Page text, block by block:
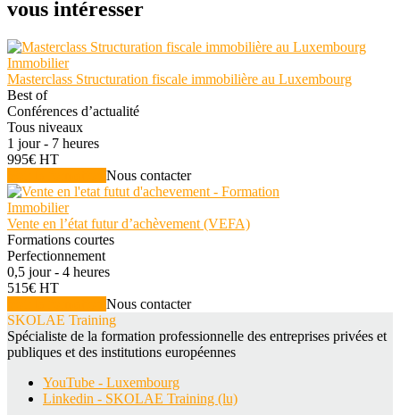
vous intéresser
Immobilier
Masterclass Structuration fiscale immobilière au Luxembourg
Best of
Conférences d’actualité
Tous niveaux
1 jour - 7 heures
995€ HT
Nous contacter
Immobilier
Vente en l’état futur d’achèvement (VEFA)
Formations courtes
Perfectionnement
0,5 jour - 4 heures
515€ HT
Nous contacter
SKOLAE Training
Spécialiste de la formation professionnelle des entreprises privées et
publiques et des institutions européennes
YouTube - Luxembourg
Linkedin - SKOLAE Training (lu)